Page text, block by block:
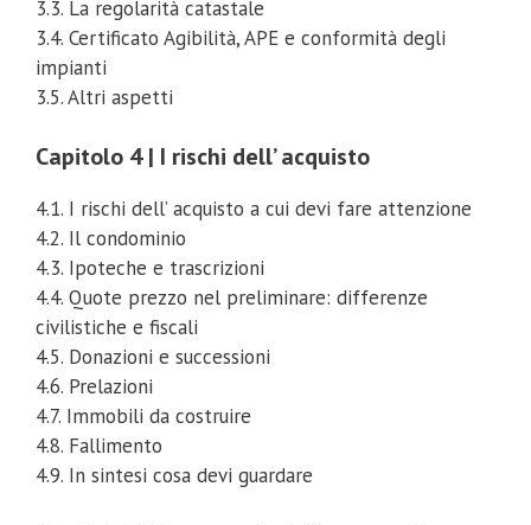
3.3. La regolarità catastale
3.4. Certificato Agibilità, APE e conformità degli
impianti
3.5. Altri aspetti
Capitolo 4 | I rischi dell’ acquisto
4.1. I rischi dell’ acquisto a cui devi fare attenzione
4.2. Il condominio
4.3. Ipoteche e trascrizioni
4.4. Quote prezzo nel preliminare: differenze
civilistiche e fiscali
4.5. Donazioni e successioni
4.6. Prelazioni
4.7. Immobili da costruire
4.8. Fallimento
4.9. In sintesi cosa devi guardare